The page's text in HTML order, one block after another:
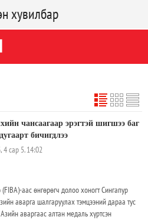
хувилбар
чансаагаар эрэгтэй шигшээ баг
бичигдлээ
4 сар 5. 14:02
аас өнгөрөгч долоо хоногт Сингапур
аварга шалгаруулах тэмцээний дараа тус
аваргаас алтан медаль хүртсэн